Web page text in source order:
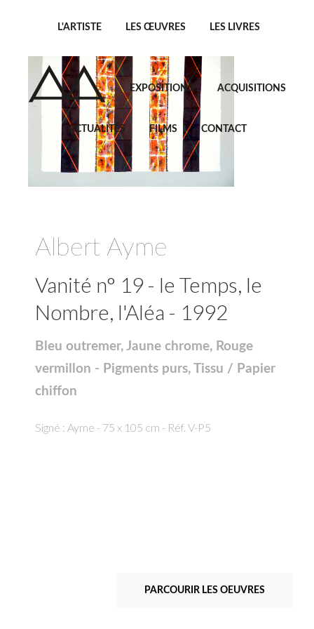
L'ARTISTE LES ŒUVRES LES LIVRES
EXPOSITIONS ACQUISITIONS
ACTUALITÉS FILMS CONTACT
Albert Ayme
Vanité n° 19 - le Temps, le
Nombre, l'Aléa - 1992
Bleu outremer, Jaune chrome, Rouge
vermillon - Pigments purs, Tissu / Papier
chiffon
Signé : Ayme - 75 x 105 cm - Réf. V-P5
PARCOURIR LES OEUVRES